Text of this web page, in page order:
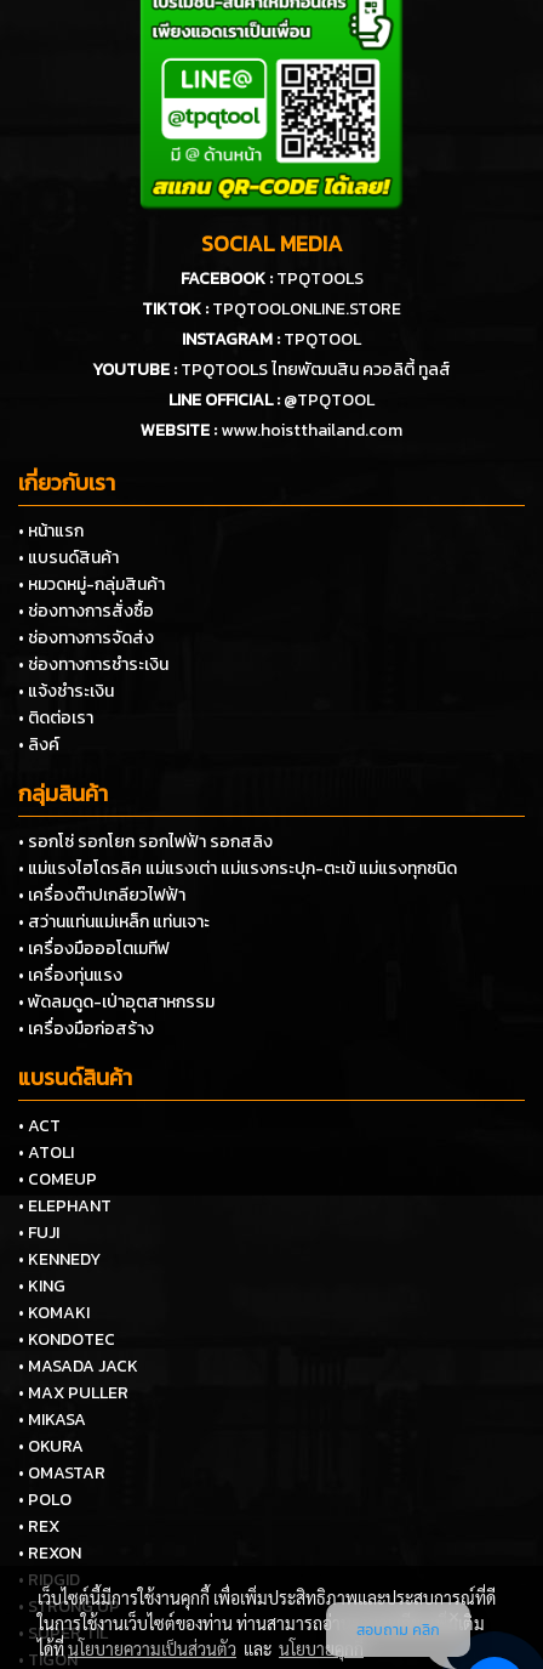
ช่องทางการจัดส่ง
YOUTUBE :
TPQTOOLS ไทยพัฒนสิน ควอลิตี้ ทูลส์
LINE OFFICIAL :
@TPQTOOL
WEBSITE :
www.hoistthailand.com
เกี่ยวกับเรา
• หน้าแรก
• แบรนด์สินค้า
• หมวดหมู่-กลุ่มสินค้า
• ช่องทางการสั่งซื้อ
• ช่องทางการจัดส่ง
• ช่องทางการชำระเงิน
• แจ้งชำระเงิน
• ติดต่อเรา
• ลิงค์
กลุ่มสินค้า
• รอกโซ่ รอกโยก รอกไฟฟ้า รอกสลิง
• แม่แรงไฮโดรลิค แม่แรงเต่า แม่แรงกระปุก-ตะเข้ แม่แรงทุกชนิด
• เครื่องต๊าปเกลียวไฟฟ้า
• สว่านแท่นแม่เหล็ก แท่นเจาะ
• เครื่องมือออโตเมทีฟ
• เครื่องทุ่นแรง
• พัดลมดูด-เป่าอุตสาหกรรม
• เครื่องมือก่อสร้าง
แบรนด์สินค้า
• ACT
• ATOLI
• COMEUP
• ELEPHANT
เว็บไซต์นี้มีการใช้งานคุกกี้ เพื่อเพิ่มประสิทธิภาพและประสบการณ์ที่ดี
ในการใช้งานเว็บไซต์ของท่าน ท่านสามารถอ่านรายละเอียดเพิ่มเติม
ได้ที่นโยบายความเป็นส่วนตัว และ นโยบายคุกกี้
สอบถาม คลิก